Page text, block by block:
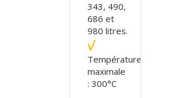
343, 490,
686 et
980 litres.
Température
maximale
: 300°C